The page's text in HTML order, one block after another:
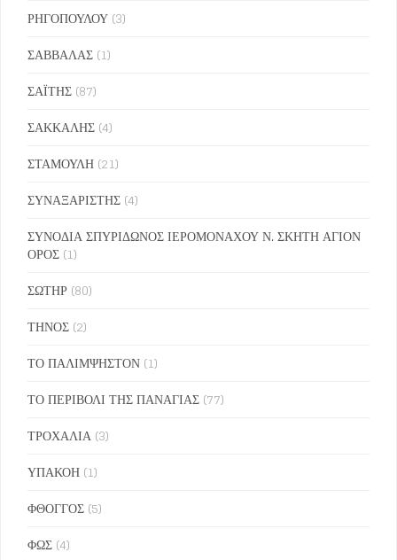
ΡΗΓΟΠΟΥΛΟΥ (3)
ΣΑΒΒΑΛΑΣ (1)
ΣΑΪΤΗΣ (87)
ΣΑΚΚΑΛΗΣ (4)
ΣΤΑΜΟΥΛΗ (21)
ΣΥΝΑΞΑΡΙΣΤΗΣ (4)
ΣΥΝΟΔΙΑ ΣΠΥΡΙΔΩΝΟΣ ΙΕΡΟΜΟΝΑΧΟΥ Ν. ΣΚΗΤΗ ΑΓΙΟΝ
ΟΡΟΣ (1)
ΣΩΤΗΡ (80)
ΤΗΝΟΣ (2)
ΤΟ ΠΑΛΙΜΨΗΣΤΟΝ (1)
ΤΟ ΠΕΡΙΒΟΛΙ ΤΗΣ ΠΑΝΑΓΙΑΣ (77)
ΤΡΟΧΑΛΙΑ (3)
ΥΠΑΚΟΗ (1)
ΦΘΟΓΓΟΣ (5)
ΦΩΣ (4)